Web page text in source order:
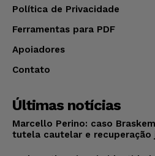
Política de Privacidade
Ferramentas para PDF
Apoiadores
Contato
Últimas notícias
Marcello Perino: caso
tutela cautelar e recuperação